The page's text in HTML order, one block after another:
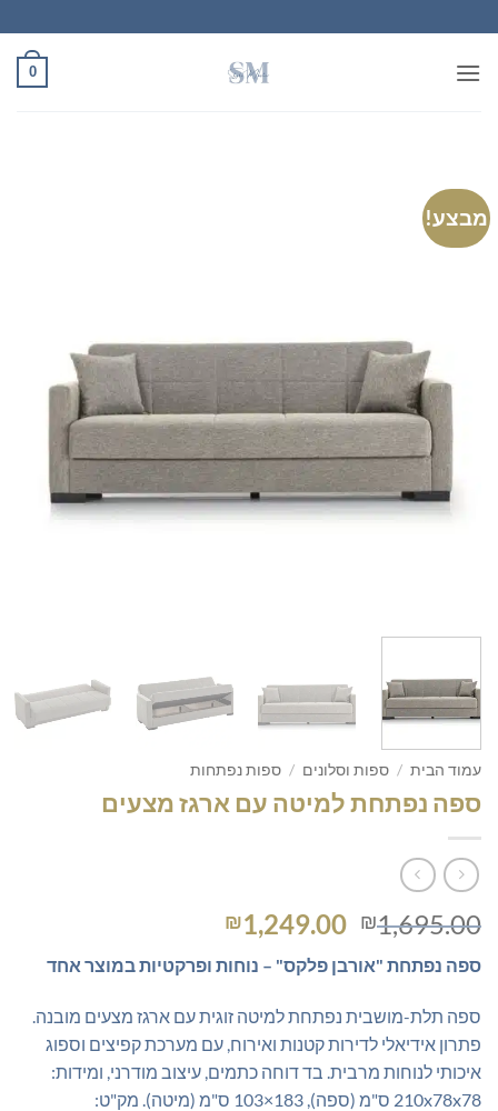
to
content
0
מבצע!
עמוד הבית / ספות וסלונים / ספות נפתחות
ספה נפתחת למיטה עם ארגז מצעים
₪1,695.00
המחיר
היה:
₪1,695.00.
₪1,249.00
הוא:
ספה נפתחת "אורבן פלקס" – נוחות ופרקטיות במוצר אחד
ספה תלת-מושבית נפתחת למיטה זוגית עם ארגז מצעים מובנה.
פתרון אידיאלי לדירות קטנות ואירוח, עם מערכת קפיצים וספוג
איכותי לנוחות מרבית. בד דוחה כתמים, עיצוב מודרני, ומידות:
210x78x78 ס"מ (ספה), 183×103 ס"מ (מיטה). מק"ט: